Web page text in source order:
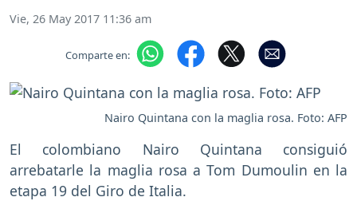
Vie, 26 May 2017 11:36 am
Comparte en:
Nairo Quintana con la maglia rosa. Foto: AFP
El colombiano Nairo Quintana consiguió
arrebatarle la maglia rosa a Tom Dumoulin en la
etapa 19 del Giro de Italia.